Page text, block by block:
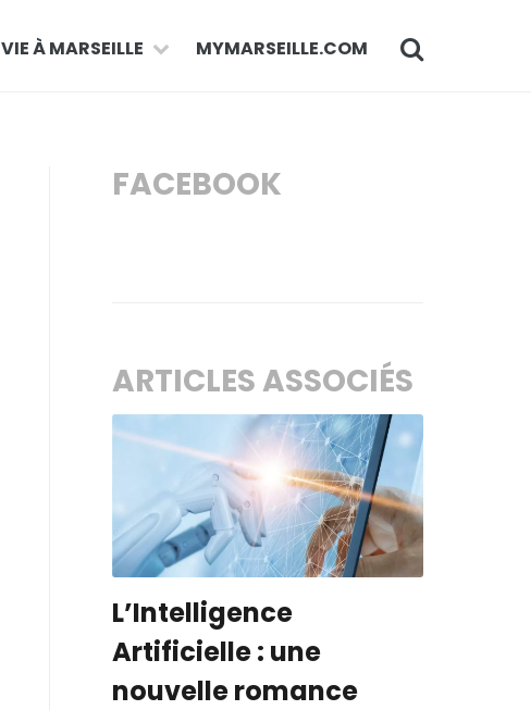
VIE À MARSEILLE MYMARSEILLE.COM
FACEBOOK
ARTICLES ASSOCIÉS
L’Intelligence
Artificielle : une
nouvelle romance